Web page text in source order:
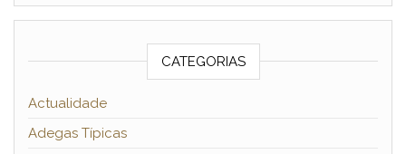
CATEGORIAS
Actualidade
Adegas Típicas